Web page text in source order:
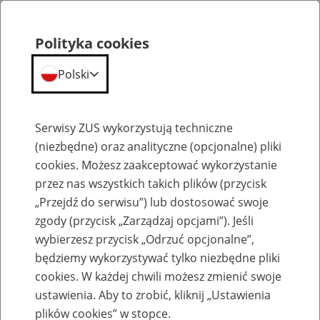
Emerytury
Baza zlikwidowanych lub
przekształconych zakładów pracy
Polityka cookies
Polski
Serwisy ZUS wykorzystują techniczne
(niezbędne) oraz analityczne (opcjonalne) pliki
cookies. Możesz zaakceptować wykorzystanie
przez nas wszystkich takich plików (przycisk
„Przejdź do serwisu”) lub dostosować swoje
zgody (przycisk „Zarządzaj opcjami”). Jeśli
wybierzesz przycisk „Odrzuć opcjonalne”,
będziemy wykorzystywać tylko niezbędne pliki
cookies. W każdej chwili możesz zmienić swoje
ustawienia. Aby to zrobić, kliknij „Ustawienia
plików cookies” w stopce.